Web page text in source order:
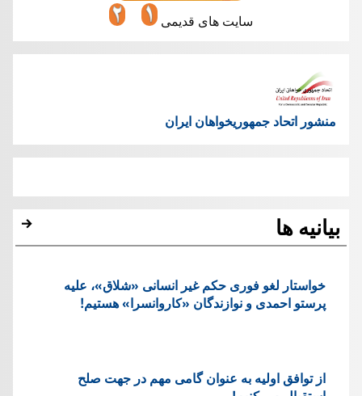
سایت های قدیمی
منشور اتحاد جمهوریخواهان ایران
بیانیه ها
خواستار لغو فوری حکم غیر انسانی «شلاق»، علیه
پرستو احمدی و نوازندگان «کاروانسرا» هستیم!
از توافق اولیه به عنوان گامی مهم در جهت صلح